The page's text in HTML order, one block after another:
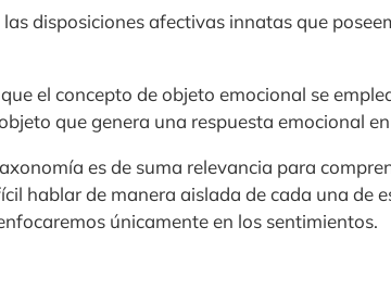
disposiciones afectivas innatas que
el concepto de objeto emocional se
que genera una respuesta emocional
es de suma relevancia para
hablar de manera aislada de cada una de
únicamente en los sentimientos.